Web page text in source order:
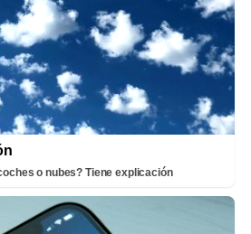
o nubes? Tiene explicación